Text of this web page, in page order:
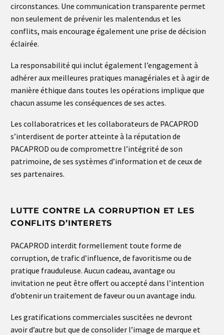
circonstances. Une communication transparente permet
non seulement de prévenir les malentendus et les
conflits, mais encourage également une prise de décision
éclairée.
La responsabilité qui inclut également l’engagement à
adhérer aux meilleures pratiques managériales et à agir de
manière éthique dans toutes les opérations implique que
chacun assume les conséquences de ses actes.
Les collaboratrices et les collaborateurs de PACAPROD
s’interdisent de porter atteinte à la réputation de
PACAPROD ou de compromettre l’intégrité de son
patrimoine, de ses systèmes d’information et de ceux de
ses partenaires.
LUTTE CONTRE LA CORRUPTION ET LES
CONFLITS D’INTERETS
PACAPROD interdit formellement toute forme de
corruption, de trafic d’influence, de favoritisme ou de
pratique frauduleuse. Aucun cadeau, avantage ou
invitation ne peut être offert ou accepté dans l’intention
d’obtenir un traitement de faveur ou un avantage indu.
Les gratifications commerciales suscitées ne devront
avoir d’autre but que de consolider l’image de marque et